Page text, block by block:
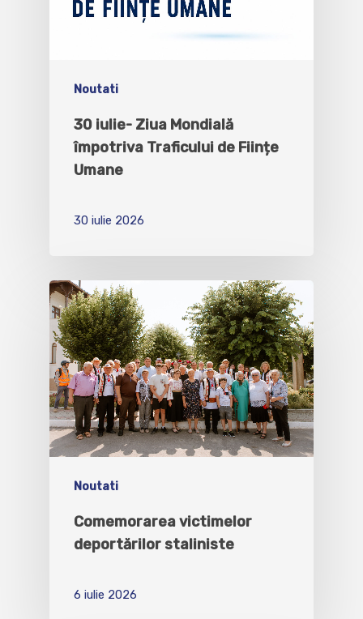
Noutati
30 iulie- Ziua Mondială
împotriva Traficului de Ființe
Umane
30 iulie 2026
Noutati
Comemorarea victimelor
deportărilor staliniste
6 iulie 2026